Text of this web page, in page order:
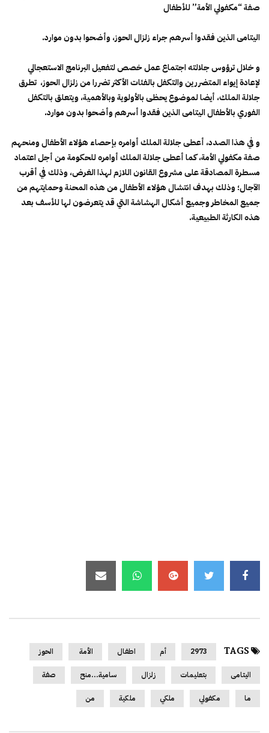
صفة “مكفولي الأمة” للأطفال
اليتامى الذين فقدوا أسرهم جراء زلزال الحوز، وأضحوا بدون موارد.
و خلال ترؤوس جلالته اجتماع عمل خصص لتفعيل البرنامج الاستعجالي
لإعادة إيواء المتضررين والتكفل بالفئات الأكثر تضررا من زلزال الحوز، تطرق
جلالة الملك، أيضا لموضوع يحظى بالأولوية وبالأهمية، ويتعلق بالتكفل
الفوري بالأطفال اليتامى الذين فقدوا أسرهم وأضحوا بدون موارد.
و في هذا الصدد، أعطى جلالة الملك أوامره بإحصاء هؤلاء الأطفال ومنحهم
صفة مكفولي الأمة، كما أعطى جلالة الملك أوامره للحكومة من أجل اعتماد
مسطرة المصادقة على مشروع القانون اللازم لهذا الغرض، وذلك في أقرب
الآجال؛ وذلك بهدف انتشال هؤلاء الأطفال من هذه المحنة وحمايتهم من
جميع المخاطر وجميع أشكال الهشاشة التي قد يتعرضون لها للأسف بعد
هذه الكارثة الطبيعية.
TAGS
2973 أم اطفال الأمة الحوز
اليتامى بتعليمات زلزال سامية…منح صفة
ما مكفولي ملكي ملكية من